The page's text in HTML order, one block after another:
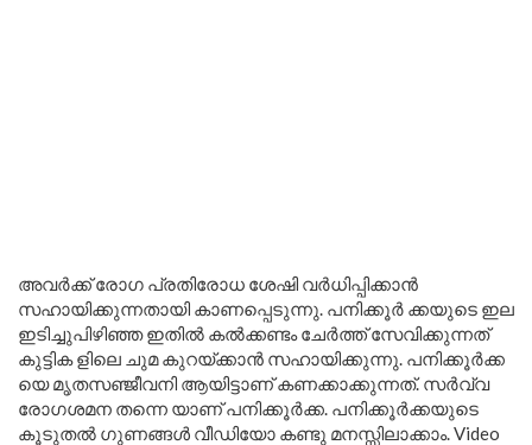
അവർക്ക് രോഗ പ്രതിരോധ ശേഷി വർധിപ്പിക്കാൻ
സഹായിക്കുന്നതായി കാണപ്പെടുന്നു. പനിക്കൂർ ക്കയുടെ ഇല
ഇടിച്ചുപിഴിഞ്ഞ ഇതിൽ കൽക്കണ്ടം ചേർത്ത് സേവിക്കുന്നത്
കുട്ടിക ളിലെ ചുമ കുറയ്ക്കാൻ സഹായിക്കുന്നു. പനിക്കൂർക്ക
യെ മൃതസഞ്ജീവനി ആയിട്ടാണ് കണക്കാക്കുന്നത്. സർവ്വ
രോഗശമന തന്നെ യാണ് പനിക്കൂർക്ക. പനിക്കൂർക്കയുടെ
കൂടുതൽ ഗുണങ്ങൾ വീഡിയോ കണ്ടു മനസ്സിലാക്കാം. Video